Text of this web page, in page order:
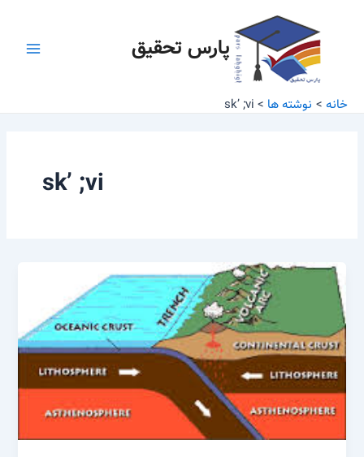
پارس تحقیق
خانه نوشته ها sk’ ;vi
sk’ ;vi